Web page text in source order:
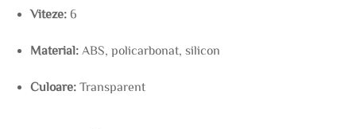
Viteze: 6
Material: ABS, policarbonat, silicon
Culoare: Transparent